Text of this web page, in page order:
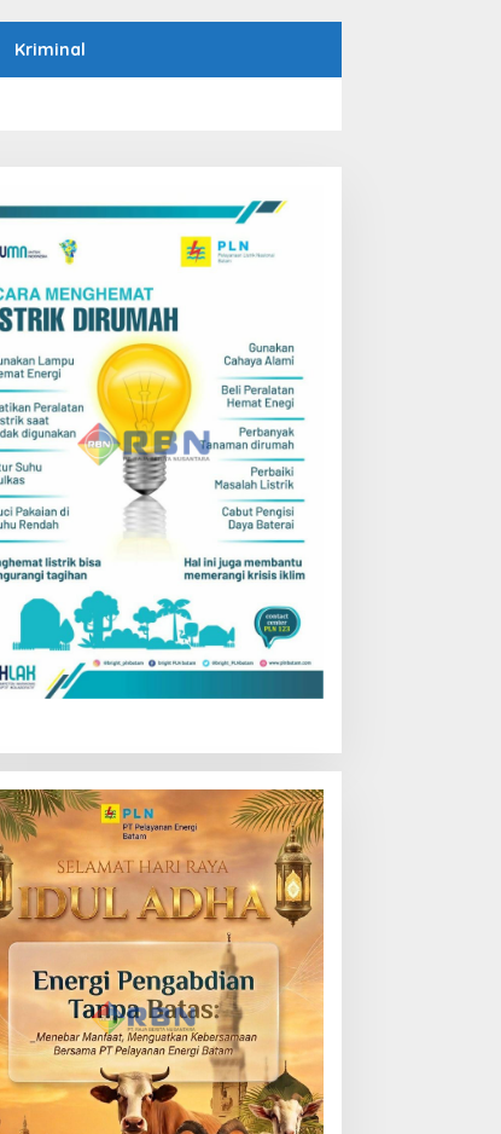
Kriminal